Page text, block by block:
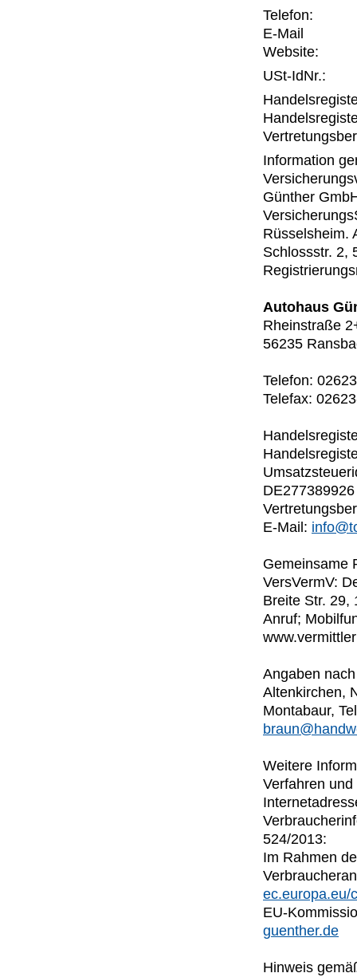
Telefon:
E-Mail
Website:
USt-IdNr.:
Information
Günther
Rüsselsheim.
Schlossstr. 2,
Autohaus
Rheinstraße
56235
Telefon:
Telefax:
DE277389926
E-Mail:
Gemeinsame
VersVermV:
Breite Str. 29,
Anruf;
Angaben
Altenkirchen,
Montabaur,
Weitere
Verfahren
524/2013:
Im Rahmen
ec.europa.eu/
EU-
guenther.de
Hinweis